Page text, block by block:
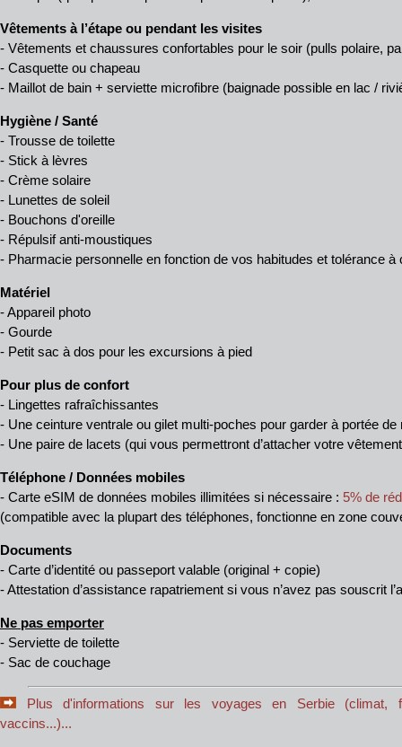
Vêtements à l’étape ou pendant les visites
- Vêtements et chaussures confortables pour le soir (pulls polaire,
- Casquette ou chapeau
- Maillot de bain + serviette microfibre (baignade possible en lac /
Hygiène / Santé
- Trousse de toilette
- Stick à lèvres
- Crème solaire
- Lunettes de soleil
- Bouchons d'oreille
- Répulsif anti-moustiques
- Pharmacie personnelle en fonction de vos habitudes et tolérance
Matériel
- Appareil photo
- Gourde
- Petit sac à dos pour les excursions à pied
Pour plus de confort
- Lingettes rafraîchissantes
- Une ceinture ventrale ou gilet multi-poches pour garder à portée
- Une paire de lacets (qui vous permettront d’attacher votre
Téléphone / Données mobiles
- Carte eSIM de données mobiles illimitées si nécessaire : 5% de
(compatible avec la plupart des téléphones, fonctionne en zone
Documents
- Carte d’identité ou passeport valable (original + copie)
- Attestation d’assistance rapatriement si vous n’avez pas souscrit
Ne pas emporter
- Serviette de toilette
- Sac de couchage
Plus d'informations sur les voyages en Serbie (climat,
vaccins...)...